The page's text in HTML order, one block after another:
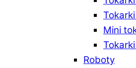
Mini
Roboty